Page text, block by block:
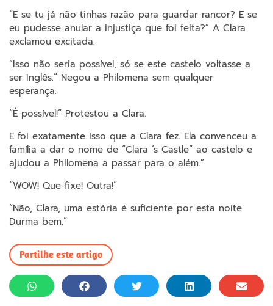
“E se tu já não tinhas razão para guardar rancor? E se
eu pudesse anular a injustiça que foi feita?” A Clara
exclamou excitada.
“Isso não seria possível, só se este castelo voltasse a
ser Inglês.” Negou a Philomena sem qualquer
esperança.
“É possível!” Protestou a Clara.
E foi exatamente isso que a Clara fez. Ela convenceu a
família a dar o nome de “Clara ‘s Castle” ao castelo e
ajudou a Philomena a passar para o além.”
“WOW! Que fixe! Outra!”
“Não, Clara, uma estória é suficiente por esta noite.
Durma bem.”
Partilhe este artigo